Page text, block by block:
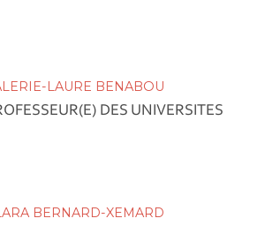
LAURE BENABOU
DES UNIVERSITES
BERNARD-XEMARD